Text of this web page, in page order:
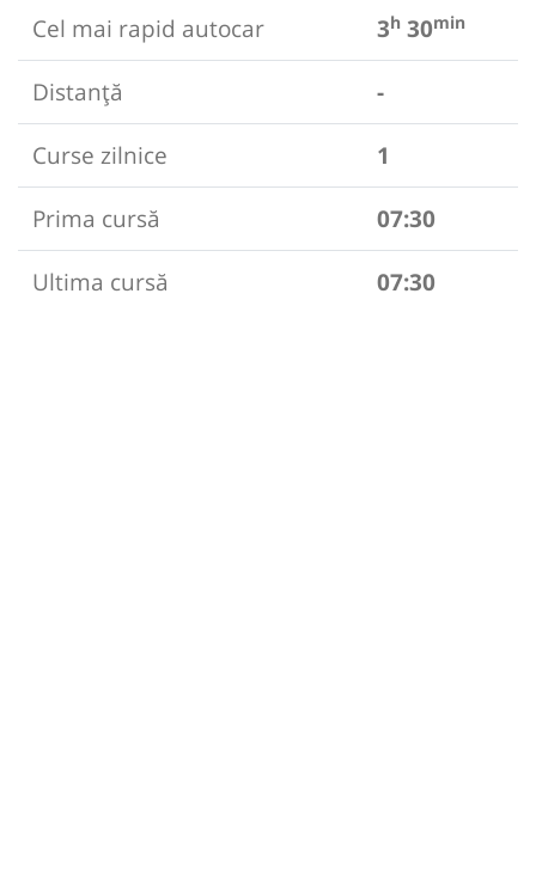
Cel mai rapid autocar
3h 30min
Distanță
-
Curse zilnice
1
Prima cursă
07:30
Ultima cursă
07:30